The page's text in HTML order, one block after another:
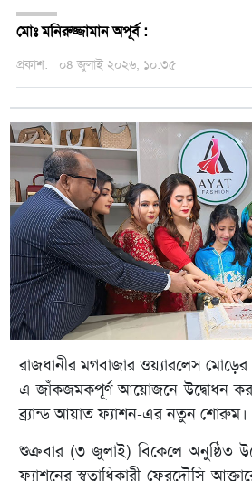
মোঃ মনিরুজ্জামান অপূর্ব :
প্রকাশ: ০৪ জুলাই ২০২৬, ১০:৩৫
রাজধানীর মগবাজার ওয়্যারলেস মোড়ের
এ জাঁকজমকপূর্ণ আয়োজনে উদ্বোধন
ব্র্যান্ড আয়াত ফ্যাশন-এর নতুন শোরুম।
শুক্রবার (৩ জুলাই) বিকেলে অনুষ্ঠিত
ফ্যাশনের স্বত্বাধিকারী ফেরদৌসি